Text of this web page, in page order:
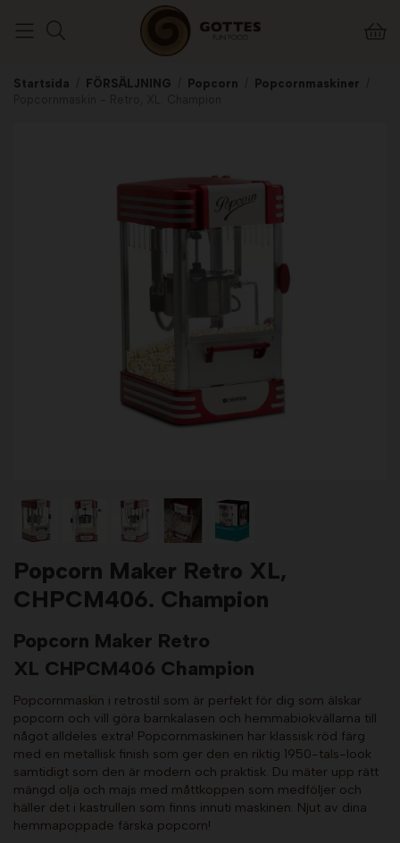
Startsida FÖRSÄLJNING Popcorn Popcornmaskiner
Popcorn Maker Retro XL,
CHPCM406. Champion
Popcorn Maker Retro
XL CHPCM406 Champion
Popcornmaskin i retrostil som är perfekt för dig som älskar
popcorn och vill göra barnkalasen och hemmabiokvällarna till
något alldeles extra! Popcornmaskinen har klassisk röd färg
med en metallisk finish som ger den en riktig 1950-tals-look
samtidigt som den är modern och praktisk. Du mäter upp rätt
mängd olja och majs med måttkoppen som medföljer och
häller det i kastrullen som finns innuti maskinen. Njut av dina
hemmapoppade färska popcorn!